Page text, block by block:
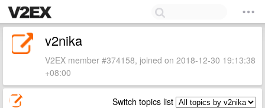
v2nika
V2EX member #374158, joined on 2018-12-30 19:13:38
+08:00
Switch topics list